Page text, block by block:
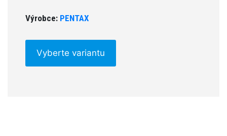
Výrobce: PENTAX
Vyberte variantu